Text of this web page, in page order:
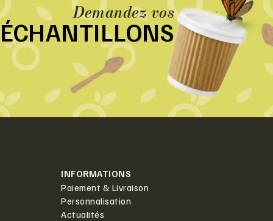
Demandez vos
ÉCHANTILLONS
INFORMATIONS
Paiement & Livraison
Personnalisation
Actualités